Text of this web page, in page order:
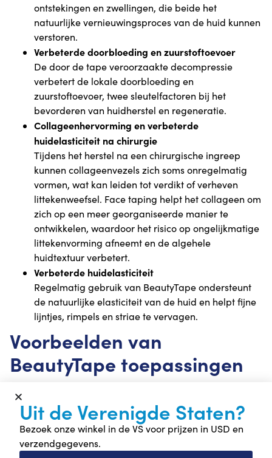
ontstekingen en zwellingen, die beide het
natuurlijke vernieuwingsproces van de huid kunnen
verstoren.
Verbeterde doorbloeding en zuurstoftoevoer
De door de tape veroorzaakte decompressie
verbetert de lokale doorbloeding en
zuurstoftoevoer, twee sleutelfactoren bij het
bevorderen van huidherstel en regeneratie.
Collageenhervorming en verbeterde
huidelasticiteit na chirurgie
Tijdens het herstel na een chirurgische ingreep
kunnen collageenvezels zich soms onregelmatig
vormen, wat kan leiden tot verdikt of verheven
littekenweefsel. Face taping helpt het collageen om
zich op een meer georganiseerde manier te
ontwikkelen, waardoor het risico op ongelijkmatige
littekenvorming afneemt en de algehele
huidtextuur verbetert.
Verbeterde huidelasticiteit
Regelmatig gebruik van BeautyTape ondersteunt
de natuurlijke elasticiteit van de huid en helpt fijne
lijntjes, rimpels en striae te vervagen.
Voorbeelden van
BeautyTape toepassingen
Uit de Verenigde Staten?
Bezoek onze winkel in de VS voor prijzen in USD en
verzendgegevens.